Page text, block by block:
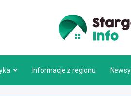
Informacje z regionu Newsy